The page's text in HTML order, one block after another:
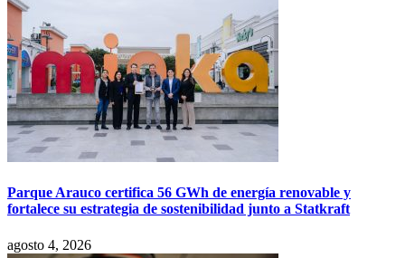
Parque Arauco certifica 56 GWh de energía renovable y
fortalece su estrategia de sostenibilidad junto a Statkraft
agosto 4, 2026